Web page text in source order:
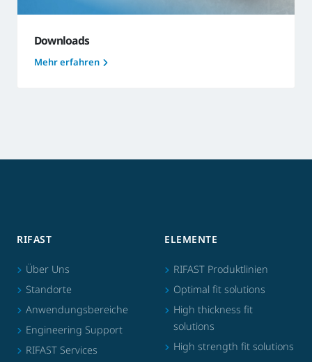
Downloads
Mehr erfahren
RIFAST
Über Uns
Standorte
Anwendungsbereiche
Engineering Support
RIFAST Services
ELEMENTE
RIFAST Produktlinien
Optimal fit solutions
High thickness fit
solutions
High strength fit solutions